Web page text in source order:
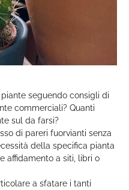
seguendo consigli di
commerciali? Quanti
sul da farsi?
di pareri fuorvianti senza
della specifica pianta
affidamento a siti, libri o
a sfatare i tanti